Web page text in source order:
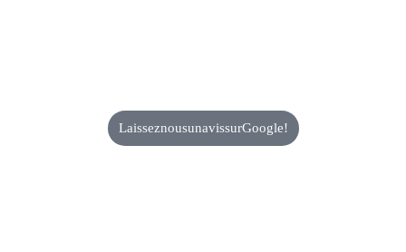
Laissez nous un avis sur Google !